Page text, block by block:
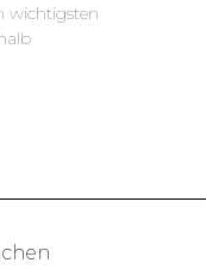
wichtigsten